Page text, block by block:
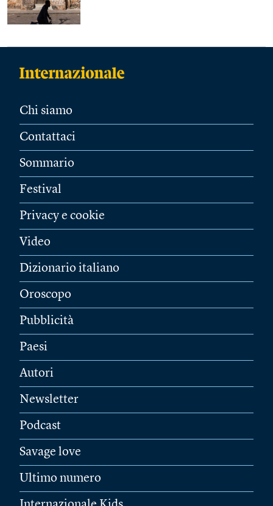
Chi siamo
Contattaci
Sommario
Festival
Privacy e cookie
Video
Dizionario italiano
Oroscopo
Pubblicità
Paesi
Autori
Newsletter
Podcast
Savage love
Ultimo numero